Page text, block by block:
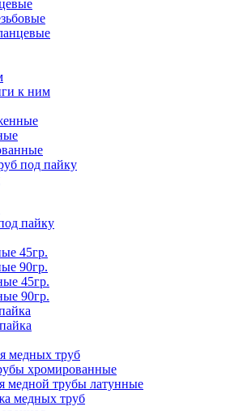
к ним
под пайку
пайку
45гр.
90гр.
45гр.
90гр.
медных труб
хромированные
трубы латунные
медных труб